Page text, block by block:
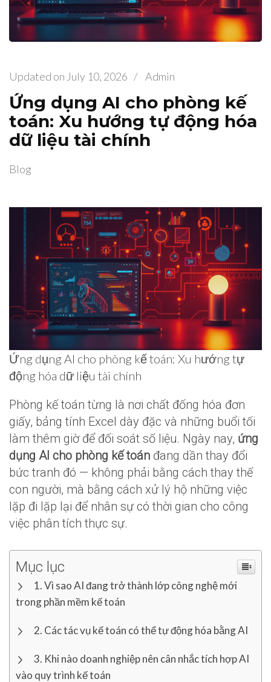
Updated on July 10, 2026 / Admin
Ứng dụng AI cho phòng kế
toán: Xu hướng tự động hóa
dữ liệu tài chính
Blog
Ứng dụng AI cho phòng kế toán: Xu hướng tự
động hóa dữ liệu tài chính
Phòng kế toán từng là nơi chất đống hóa đơn
giấy, bảng tính Excel dày đặc và những buổi tối
làm thêm giờ để đối soát số liệu. Ngày nay, ứng
dụng AI cho phòng kế toán đang dần thay đổi
bức tranh đó — không phải bằng cách thay thế
con người, mà bằng cách xử lý hộ những việc
lặp đi lặp lại để nhân sự có thời gian cho công
việc phân tích thực sự.
Mục lục
Vì sao AI đang trở thành lớp công nghệ mới
trong phần mềm kế toán
Các tác vụ kế toán có thể tự động hóa bằng AI
Khi nào doanh nghiệp nên cân nhắc tích hợp AI
vào quy trình kế toán